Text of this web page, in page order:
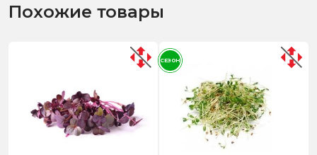
Похожие товары
СЕЗОН